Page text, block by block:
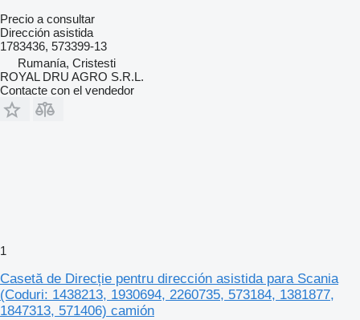
Precio a consultar
Dirección asistida
1783436, 573399-13
Rumanía, Cristesti
ROYAL DRU AGRO S.R.L.
Contacte con el vendedor
1
Casetă de Direcție pentru dirección asistida para Scania
(Coduri: 1438213, 1930694, 2260735, 573184, 1381877,
1847313, 571406) camión